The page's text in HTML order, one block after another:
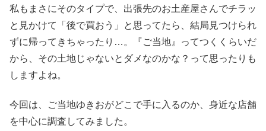
私もまさにそのタイプで、出張先のお土産屋さんでチラッ
と見かけて「後で買おう」と思ってたら、結局見つけられ
ずに帰ってきちゃったり…。『ご当地』ってつくくらいだ
から、その土地じゃないとダメなのかな？って思ったりも
しますよね。
今回は、ご当地ゆきおがどこで手に入るのか、身近な店舗
を中心に調査してみました。